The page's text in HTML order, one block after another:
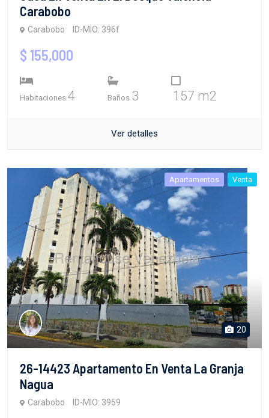
Carabobo
Carabobo ID-MIO: 396f
$ 155,000
Habitaciones 4 Baños 3 157 m2
Ver detalles
Apartamentos Venta
20
26-14423 Apartamento En Venta La Granja
Nagua
Carabobo ID-MIO: 3959